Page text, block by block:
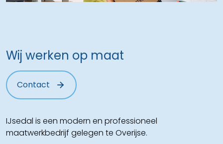
Wij werken op maat
Contact
IJsedal is een modern en professioneel
maatwerkbedrijf gelegen te Overijse.